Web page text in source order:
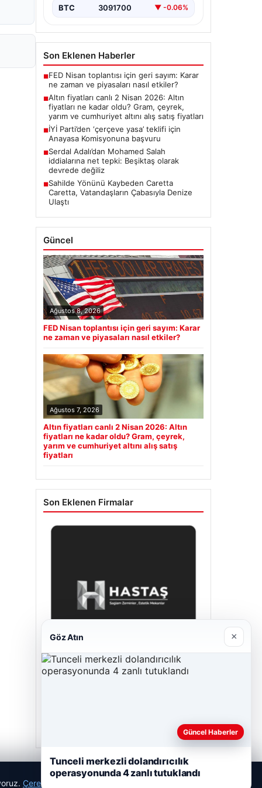
BTC 3091700 ▼ -0.06%
Son Eklenen Haberler
■FED Nisan toplantısı için geri sayım: Karar
ne zaman ve piyasaları nasıl etkiler?
■Altın fiyatları canlı 2 Nisan 2026: Altın
fiyatları ne kadar oldu? Gram, çeyrek,
yarım ve cumhuriyet altını alış satış fiyatları
■İYİ Parti’den ‘çerçeve yasa’ teklifi için
Anayasa Komisyonuna başvuru
■Serdal Adalı’dan Mohamed Salah
iddialarına net tepki: Beşiktaş olarak
devrede değiliz
■Sahilde Yönünü Kaybeden Caretta
Caretta, Vatandaşların Çabasıyla Denize
Ulaştı
Güncel
Ağustos 8, 2026
FED Nisan toplantısı için geri sayım: Karar
ne zaman ve piyasaları nasıl etkiler?
Ağustos 7, 2026
Altın fiyatları canlı 2 Nisan 2026: Altın
fiyatları ne kadar oldu? Gram, çeyrek,
yarım ve cumhuriyet altını alış satış
fiyatları
Son Eklenen Firmalar
Çerez Politikamız
Göz Atın ×
Güncel Haberler
Tunceli merkezli dolandırıcılık
operasyonunda 4 zanlı tutuklandı